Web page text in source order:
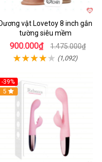
Dương vật Lovetoy 8 inch gắn
tường siêu mềm
900.000₫ 1.475.000₫
(1,092)
-39%
Hot
5